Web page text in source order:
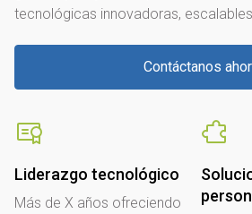
tecnológicas innovadoras, escalables
Contáctanos
Liderazgo tecnológico
Más de X años ofreciendo